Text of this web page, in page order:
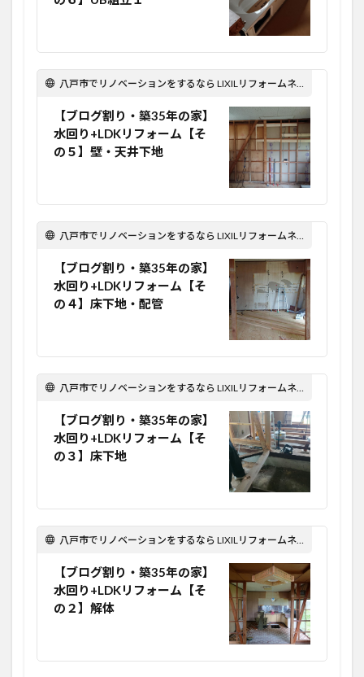
八戸市でリノベーションをするなら LIXILリフォームネット Optima Reform！
【ブログ割り・築35年の家】
水回り+LDKリフォーム【そ
の５】壁・天井下地
八戸市でリノベーションをするなら LIXILリフォームネット Optima Reform！
【ブログ割り・築35年の家】
水回り+LDKリフォーム【そ
の４】床下地・配管
八戸市でリノベーションをするなら LIXILリフォームネット Optima Reform！
【ブログ割り・築35年の家】
水回り+LDKリフォーム【そ
の３】床下地
八戸市でリノベーションをするなら LIXILリフォームネット Optima Reform！
【ブログ割り・築35年の家】
水回り+LDKリフォーム【そ
の２】解体